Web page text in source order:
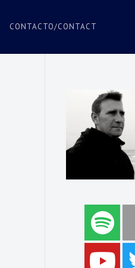
CONTACTO/CONTACT